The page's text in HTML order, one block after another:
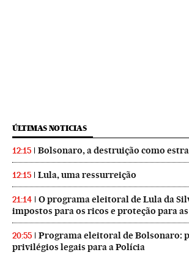
ÚLTIMAS NOTICIAS
12:15 Bolsonaro, a destruição como
12:15 Lula, uma ressurreição
21:14
O programa eleitoral de Lula da
impostos para os ricos e proteção para
20:55
Programa eleitoral de Bolsonaro:
privilégios legais para a Polícia